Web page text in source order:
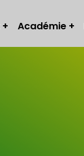
Académie